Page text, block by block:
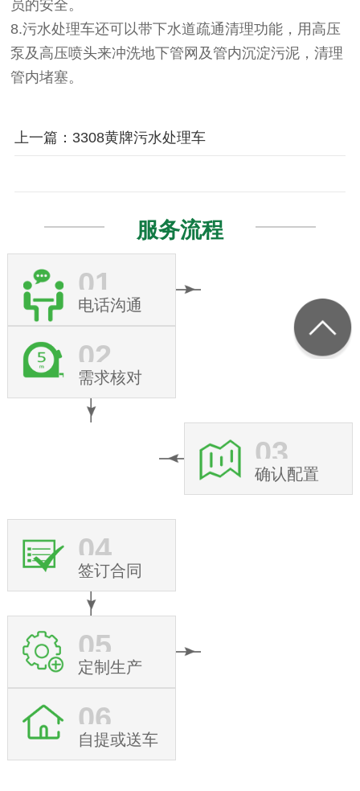
员的安全。
8.污水处理车还可以带下水道疏通清理功能，用高压
泵及高压喷头来冲洗地下管网及管内沉淀污泥，清理
管内堵塞。
上一篇：3308黄牌污水处理车
服务流程
01
电话沟通
02
需求核对
03
确认配置
04
签订合同
05
定制生产
06
自提或送车